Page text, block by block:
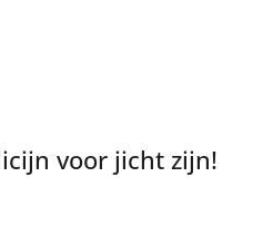
voor jicht zijn!